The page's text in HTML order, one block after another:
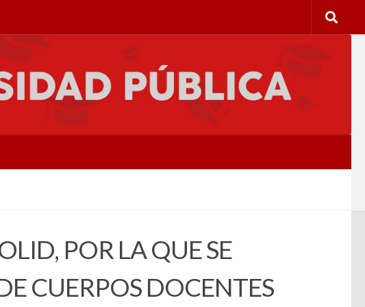
POR LA QUE SE
CUERPOS DOCENTES